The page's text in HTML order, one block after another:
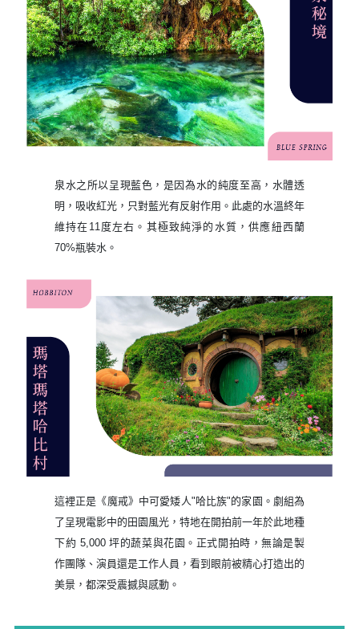
泉水之所以呈現藍色，是因為水的純度至高，水體透
明，吸收紅光，只對藍光有反射作用。此處的水溫終年
維持在11度左右。其極致純淨的水質，供應紐西蘭
70%瓶裝水。
這裡正是《魔戒》中可愛矮人"哈比族"的家園。劇組為
了呈現電影中的田園風光，特地在開拍前一年於此地種
下約 5,000 坪的蔬菜與花園。正式開拍時，無論是製
作團隊、演員還是工作人員，看到眼前被精心打造出的
美景，都深受震撼與感動。